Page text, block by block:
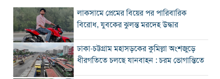
লাকসামে প্রেমের বিয়ের পর পারিবারিক
বিরোধ, যুবকের ঝুলন্ত মরদেহ উদ্ধার
ঢাকা-চট্টগ্রাম মহাসড়কের কুমিল্লা অংশজুড়ে
ধীরগতিতে চলছে যানবাহন : চরম ভোগান্তিতে